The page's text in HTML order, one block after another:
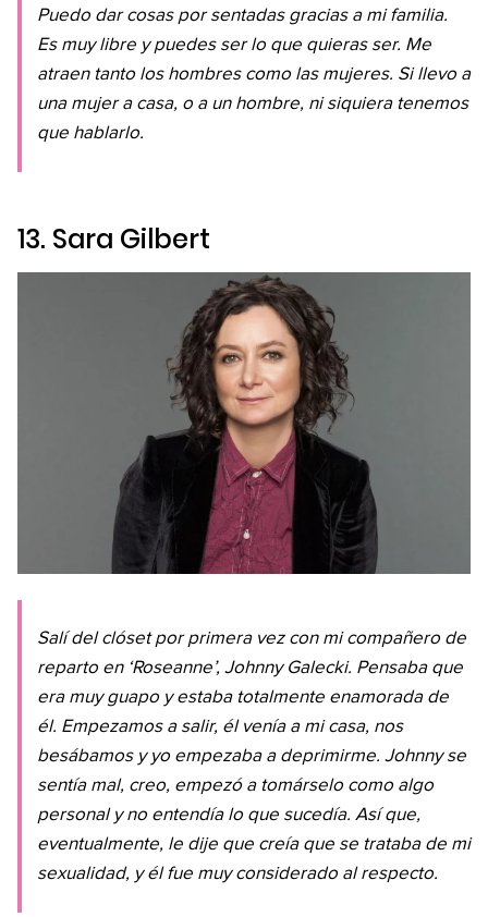
Puedo dar cosas por sentadas gracias a mi familia.
Es muy libre y puedes ser lo que quieras ser. Me
atraen tanto los hombres como las mujeres. Si llevo a
una mujer a casa, o a un hombre, ni siquiera tenemos
que hablarlo.
13. Sara Gilbert
Salí del clóset por primera vez con mi compañero de
reparto en ‘Roseanne’, Johnny Galecki. Pensaba que
era muy guapo y estaba totalmente enamorada de
él. Empezamos a salir, él venía a mi casa, nos
besábamos y yo empezaba a deprimirme. Johnny se
sentía mal, creo, empezó a tomárselo como algo
personal y no entendía lo que sucedía. Así que,
eventualmente, le dije que creía que se trataba de mi
sexualidad, y él fue muy considerado al respecto.